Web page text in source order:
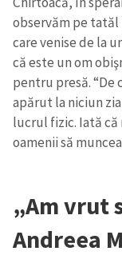
observăm pe tatăl
care venise de la
că este un om
pentru presă. “De
apărut la niciun
lucrul fizic. Iată că
oamenii să
„Am vrut
Andreea